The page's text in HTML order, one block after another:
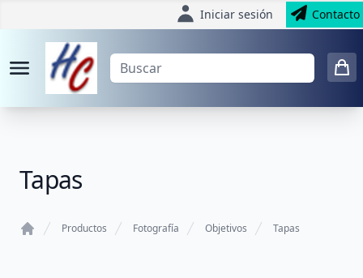
Iniciar sesión Contacto
Tapas
Productos Fotografía Objetivos Tapas